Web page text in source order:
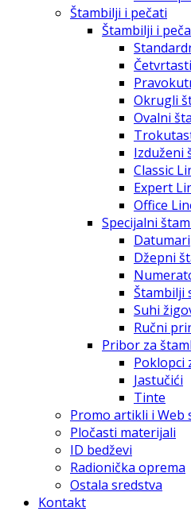
Štambilji i pečati
Štambilji i
Okrugli
Ovalni
Izduženi
Classic
Expert
Office
Specijalni
Datumari
Džepni
Štambilji
Suhi
Ručni
Pribor za
Poklopci
Jastučići
Tinte
Promo artikli i Web
Pločasti materijali
ID bedževi
Radionička oprema
Ostala sredstva
Kontakt